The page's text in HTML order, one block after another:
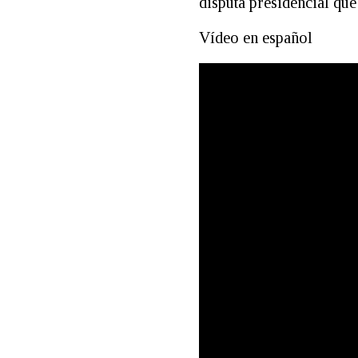
Vídeo en español